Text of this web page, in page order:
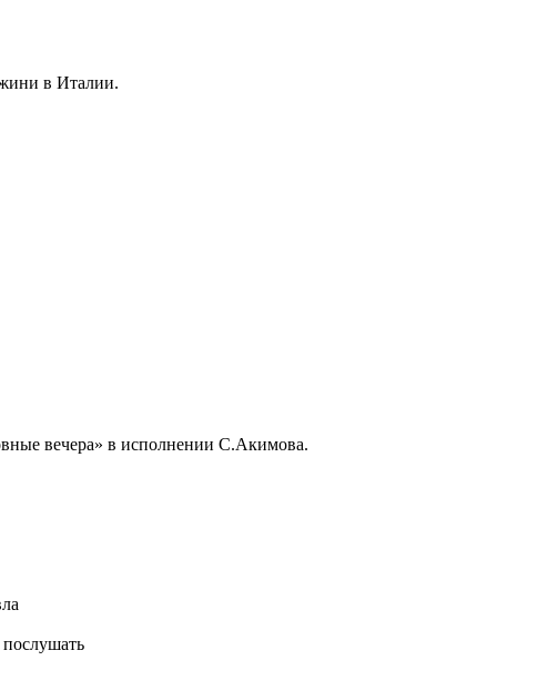
в Италии.
вечера» в исполнении С.Акимова.